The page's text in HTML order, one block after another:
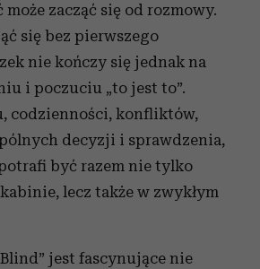
może zacząć się od rozmowy.
się bez pierwszego
nie kończy się jednak na
i poczuciu „to jest to”.
codzienności, konfliktów,
decyzji i sprawdzenia,
być razem nie tylko
lecz także w zwykłym
jest fascynujące nie